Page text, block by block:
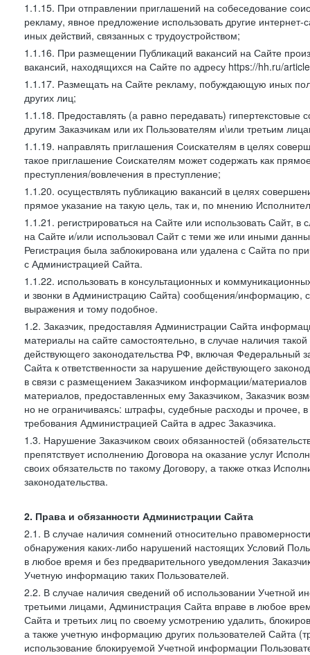
1.1.15. При отправлении приглашений на собеседование
рекламу, явное предложение использовать другие
иных действий, связанных с трудоустройством;
1.1.16. При размещении Публикаций вакансий на Сайте
вакансий, находящихся на Сайте по адресу https://hh.ru/
1.1.17. Размещать на Сайте рекламу, побуждающую иных
других лиц;
1.1.18. Предоставлять (а равно передавать)
другим Заказчикам или их Пользователям и\или третьим
1.1.19. направлять приглашения Соискателям в целях
такое приглашение Соискателям может содержать как
преступления/вовлечения в преступление;
1.1.20. осуществлять публикацию вакансий в целях
прямое указание на такую цель, так и, по мнению
1.1.21. регистрироваться на Сайте или использовать Сайт,
на Сайте и/или использовал Сайт с теми же или иными
Регистрация была заблокирована или удалена с Сайта по
с Администрацией Сайта.
1.1.22. использовать в консультационных и
и звонки в Администрацию Сайта) сообщения/информацию,
выражения и тому подобное.
1.2. Заказчик, предоставляя Администрации Сайта
материалы на сайте самостоятельно, в случае наличия
действующего законодательства РФ, включая
Сайта к ответственности за нарушение действующего
в связи с размещением Заказчиком информации/
материалов, предоставленных ему Заказчиком, Заказчик
но не ограничиваясь: штрафы, судебные расходы и прочее,
требования Администрацией Сайта в адрес Заказчика.
1.3. Нарушение Заказчиком своих обязанностей
препятствует исполнению Договора на оказание услуг
своих обязательств по такому Договору, а также отказ
законодательства.
2. Права и обязанности Администрации Сайта
2.1. В случае наличия сомнений относительно
обнаружения каких-либо нарушений настоящих Условий
в любое время и без предварительного уведомления
Учетную информацию таких Пользователей.
2.2. В случае наличия сведений об использовании Учетной
третьими лицами, Администрация Сайта вправе в любое
Сайта и третьих лиц по своему усмотрению удалить,
а также учетную информацию других пользователей Сайта
использование блокируемой Учетной информации